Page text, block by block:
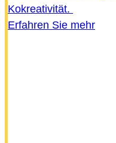
Kokreativität.
Erfahren Sie mehr